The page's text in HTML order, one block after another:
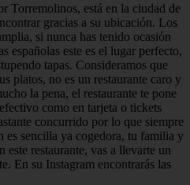
Torremolinos, está en la ciudad de
gracias a su ubicación. Los
si nunca has tenido ocasión
españolas este es el lugar perfecto,
tapas. Consideramos que
platos, no es un restaurante caro y
la pena, el restaurante te pone
como en tarjeta o tickets
concurrido por lo que siempre
es sencilla ya cogedora, tu familia y
este restaurante, vas a llevarte un
En su Instagram encontrarás las